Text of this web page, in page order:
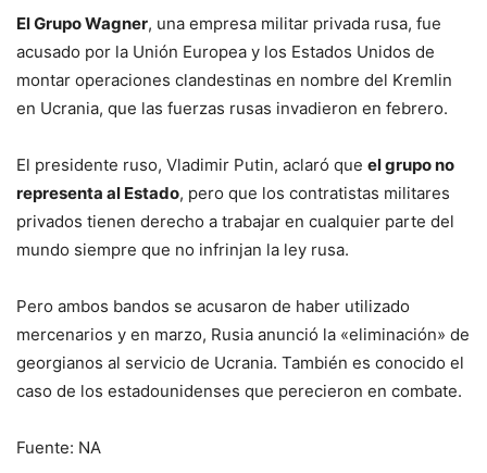
El Grupo Wagner, una empresa militar privada rusa, fue
acusado por la Unión Europea y los Estados Unidos de
montar operaciones clandestinas en nombre del Kremlin
en Ucrania, que las fuerzas rusas invadieron en febrero.
El presidente ruso, Vladimir Putin, aclaró que el grupo no
representa al Estado, pero que los contratistas militares
privados tienen derecho a trabajar en cualquier parte del
mundo siempre que no infrinjan la ley rusa.
Pero ambos bandos se acusaron de haber utilizado
mercenarios y en marzo, Rusia anunció la «eliminación» de
georgianos al servicio de Ucrania. También es conocido el
caso de los estadounidenses que perecieron en combate.
Fuente: NA